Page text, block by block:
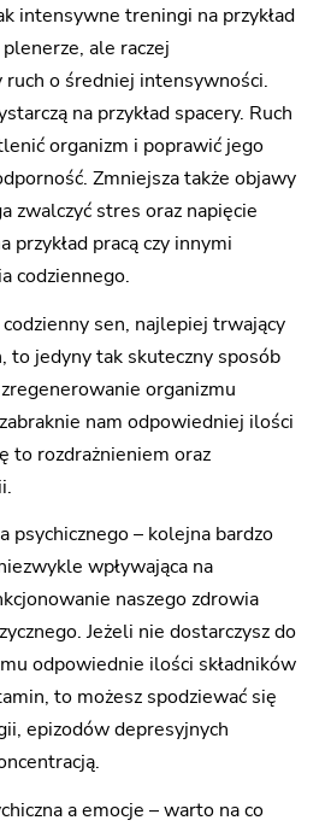
intensywne treningi na przykład
ale raczej
ruch o średniej intensywności.
na przykład spacery. Ruch
organizm i poprawić jego
Zmniejsza także objawy
zwalczyć stres oraz napięcie
przykład pracą czy innymi
codziennego.
codzienny sen, najlepiej trwający
to jedyny tak skuteczny sposób
organizmu
nam odpowiedniej ilości
to rozdrażnieniem oraz
psychicznego– kolejna bardzo
wpływająca na
naszego zdrowia
Jeżeli nie dostarczysz do
odpowiednie ilości składników
to możesz spodziewać się
epizodów depresyjnych
a emocje – warto na co